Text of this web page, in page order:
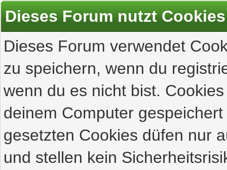
Dieses Forum nutzt Cookies
Dieses Forum verwendet
zu speichern, wenn du
wenn du es nicht bist.
deinem Computer
gesetzten Cookies düfen nur
und stellen kein